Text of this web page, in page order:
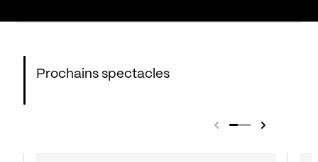
Prochains spectacles